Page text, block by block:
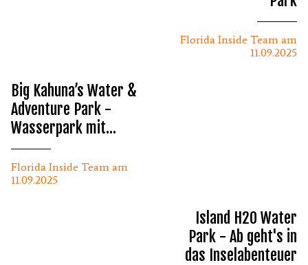
Florida Inside Team am
11.09.2025
Florida Inside Team am
11.09.2025
Big Kahuna’s Water &
Adventure Park -
Wasserpark mit
Abwechslung
Island H2O Water
Park - Ab geht's in
das Inselabenteuer